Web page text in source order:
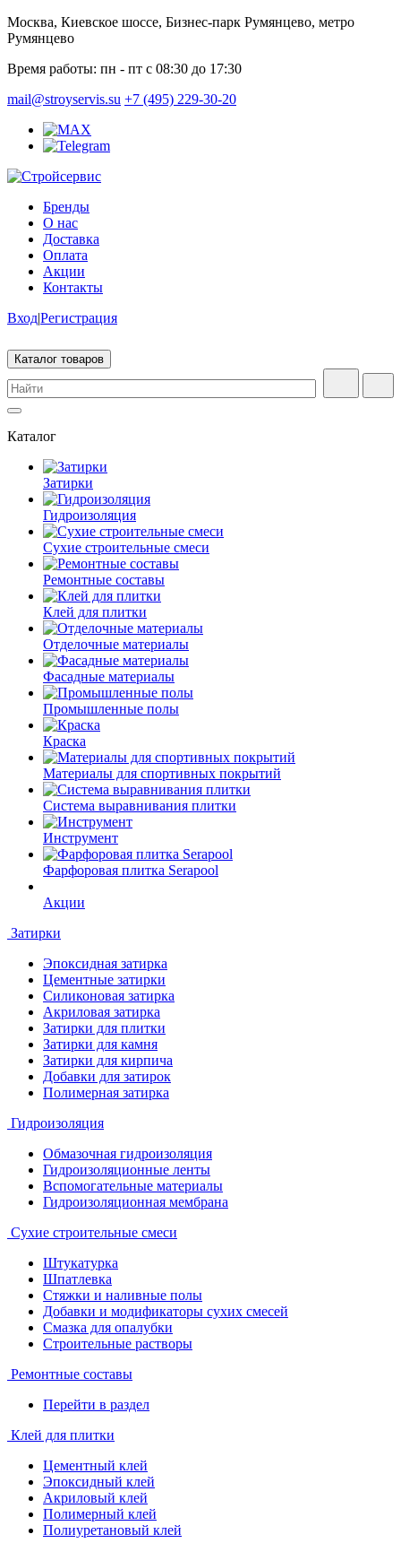
Москва, Киевское шоссе, Бизнес-парк Румянцево, метро
Румянцево
Время работы: пн - пт с 08:30 до 17:30
mail@stroyservis.su +7 (495) 229-30-20
Бренды
О нас
Доставка
Оплата
Акции
Контакты
Вход|Регистрация
Каталог товаров
Каталог
Затирки
Гидроизоляция
Сухие строительные смеси
Ремонтные составы
Клей для плитки
Отделочные материалы
Фасадные материалы
Промышленные полы
Краска
Материалы для спортивных покрытий
Система выравнивания плитки
Инструмент
Фарфоровая плитка Serapool
Акции
Затирки
Эпоксидная затирка
Цементные затирки
Силиконовая затирка
Акриловая затирка
Затирки для плитки
Затирки для камня
Затирки для кирпича
Добавки для затирок
Полимерная затирка
Гидроизоляция
Обмазочная гидроизоляция
Гидроизоляционные ленты
Вспомогательные материалы
Гидроизоляционная мембрана
Сухие строительные смеси
Штукатурка
Шпатлевка
Стяжки и наливные полы
Добавки и модификаторы сухих смесей
Смазка для опалубки
Строительные растворы
Ремонтные составы
Перейти в раздел
Клей для плитки
Цементный клей
Эпоксидный клей
Акриловый клей
Полимерный клей
Полиуретановый клей